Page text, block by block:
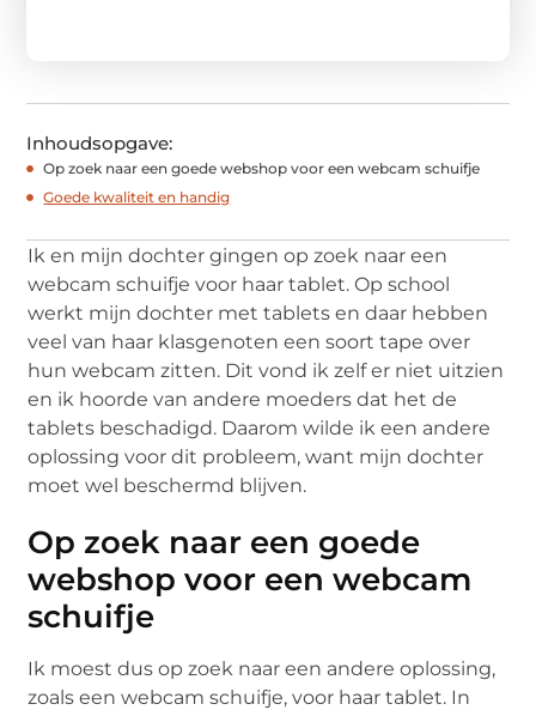
Inhoudsopgave:
Op zoek naar een goede webshop voor een webcam schuifje
Goede kwaliteit en handig
Ik en mijn dochter gingen op zoek naar een
webcam schuifje voor haar tablet. Op school
werkt mijn dochter met tablets en daar hebben
veel van haar klasgenoten een soort tape over
hun webcam zitten. Dit vond ik zelf er niet uitzien
en ik hoorde van andere moeders dat het de
tablets beschadigd. Daarom wilde ik een andere
oplossing voor dit probleem, want mijn dochter
moet wel beschermd blijven.
Op zoek naar een goede
webshop voor een webcam
schuifje
Ik moest dus op zoek naar een andere oplossing,
zoals een webcam schuifje, voor haar tablet. In